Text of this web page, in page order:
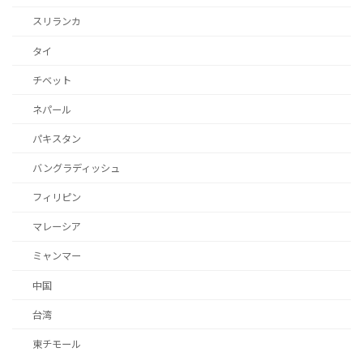
スリランカ
タイ
チベット
ネパール
パキスタン
バングラディッシュ
フィリピン
マレーシア
ミャンマー
中国
台湾
東チモール